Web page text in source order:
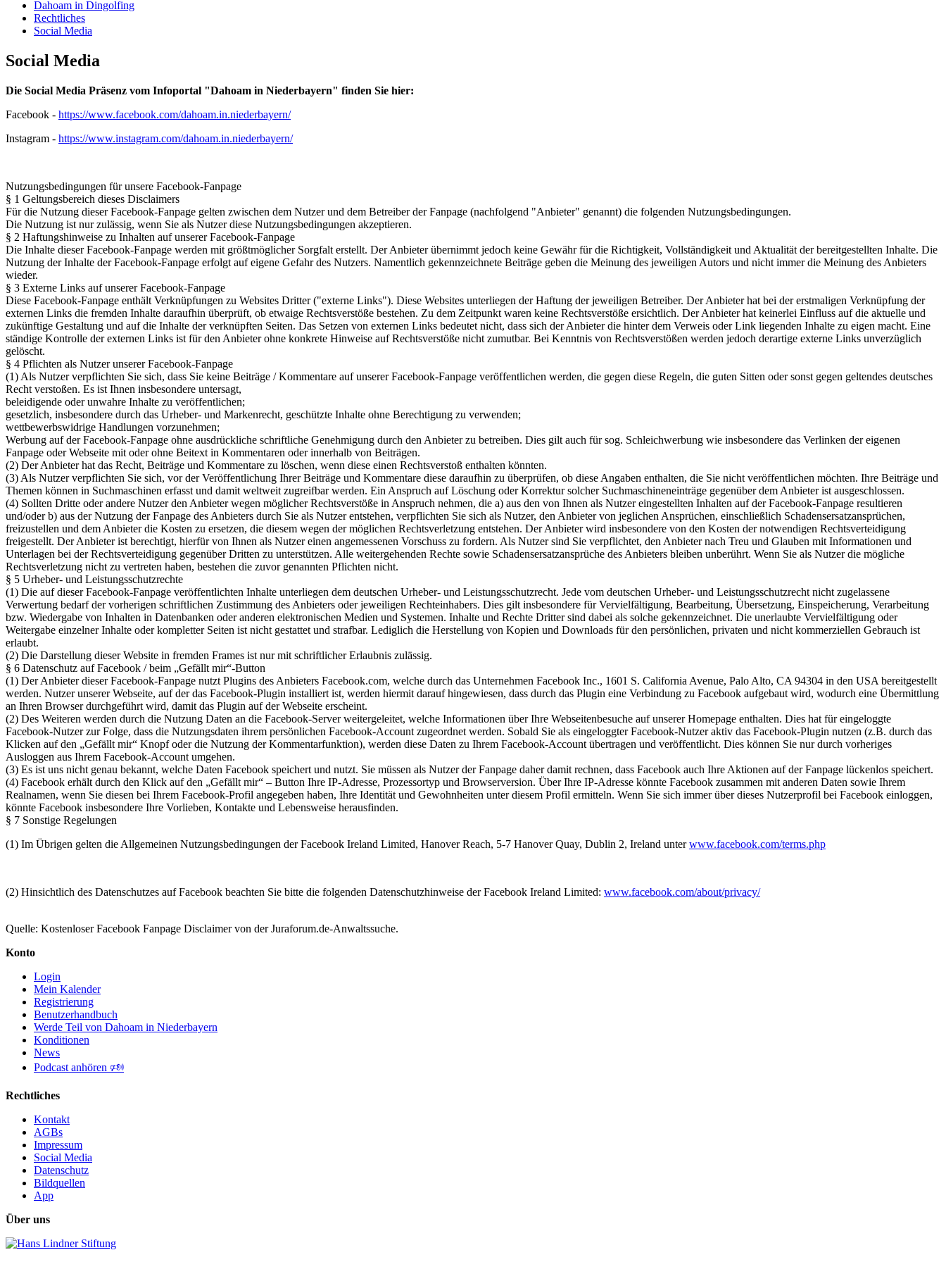
Dahoam in Dingolfing
Rechtliches
Social Media
Social Media
Die Social Media Präsenz vom Infoportal "Dahoam in Niederbayern" finden Sie hier:
Facebook - https://www.facebook.com/dahoam.in.niederbayern/
Instagram - https://www.instagram.com/dahoam.in.niederbayern/
Nutzungsbedingungen für unsere Facebook-Fanpage
§ 1 Geltungsbereich dieses Disclaimers
Für die Nutzung dieser Facebook-Fanpage gelten zwischen dem Nutzer und dem Betreiber der Fanpage (nachfolgend "Anbieter" genannt) die folgenden Nutzungsbedingungen.
Die Nutzung ist nur zulässig, wenn Sie als Nutzer diese Nutzungsbedingungen akzeptieren.
§ 2 Haftungshinweise zu Inhalten auf unserer Facebook-Fanpage
Die Inhalte dieser Facebook-Fanpage werden mit größtmöglicher Sorgfalt erstellt. Der Anbieter übernimmt jedoch keine Gewähr für die Richtigkeit, Vollständigkeit und Aktualität der bereitgestellten Inhalte. Die
Nutzung der Inhalte der Facebook-Fanpage erfolgt auf eigene Gefahr des Nutzers. Namentlich gekennzeichnete Beiträge geben die Meinung des jeweiligen Autors und nicht immer die Meinung des Anbieters
wieder.
§ 3 Externe Links auf unserer Facebook-Fanpage
Diese Facebook-Fanpage enthält Verknüpfungen zu Websites Dritter ("externe Links"). Diese Websites unterliegen der Haftung der jeweiligen Betreiber. Der Anbieter hat bei der erstmaligen Verknüpfung der
externen Links die fremden Inhalte daraufhin überprüft, ob etwaige Rechtsverstöße bestehen. Zu dem Zeitpunkt waren keine Rechtsverstöße ersichtlich. Der Anbieter hat keinerlei Einfluss auf die aktuelle und
zukünftige Gestaltung und auf die Inhalte der verknüpften Seiten. Das Setzen von externen Links bedeutet nicht, dass sich der Anbieter die hinter dem Verweis oder Link liegenden Inhalte zu eigen macht. Eine
ständige Kontrolle der externen Links ist für den Anbieter ohne konkrete Hinweise auf Rechtsverstöße nicht zumutbar. Bei Kenntnis von Rechtsverstößen werden jedoch derartige externe Links unverzüglich
gelöscht.
§ 4 Pflichten als Nutzer unserer Facebook-Fanpage
(1) Als Nutzer verpflichten Sie sich, dass Sie keine Beiträge / Kommentare auf unserer Facebook-Fanpage veröffentlichen werden, die gegen diese Regeln, die guten Sitten oder sonst gegen geltendes deutsches
Recht verstoßen. Es ist Ihnen insbesondere untersagt,
beleidigende oder unwahre Inhalte zu veröffentlichen;
gesetzlich, insbesondere durch das Urheber- und Markenrecht, geschützte Inhalte ohne Berechtigung zu verwenden;
wettbewerbswidrige Handlungen vorzunehmen;
Werbung auf der Facebook-Fanpage ohne ausdrückliche schriftliche Genehmigung durch den Anbieter zu betreiben. Dies gilt auch für sog. Schleichwerbung wie insbesondere das Verlinken der eigenen
Fanpage oder Webseite mit oder ohne Beitext in Kommentaren oder innerhalb von Beiträgen.
(2) Der Anbieter hat das Recht, Beiträge und Kommentare zu löschen, wenn diese einen Rechtsverstoß enthalten könnten.
(3) Als Nutzer verpflichten Sie sich, vor der Veröffentlichung Ihrer Beiträge und Kommentare diese daraufhin zu überprüfen, ob diese Angaben enthalten, die Sie nicht veröffentlichen möchten. Ihre Beiträge und
Themen können in Suchmaschinen erfasst und damit weltweit zugreifbar werden. Ein Anspruch auf Löschung oder Korrektur solcher Suchmaschineneinträge gegenüber dem Anbieter ist ausgeschlossen.
(4) Sollten Dritte oder andere Nutzer den Anbieter wegen möglicher Rechtsverstöße in Anspruch nehmen, die a) aus den von Ihnen als Nutzer eingestellten Inhalten auf der Facebook-Fanpage resultieren
und/oder b) aus der Nutzung der Fanpage des Anbieters durch Sie als Nutzer entstehen, verpflichten Sie sich als Nutzer, den Anbieter von jeglichen Ansprüchen, einschließlich Schadensersatzansprüchen,
freizustellen und dem Anbieter die Kosten zu ersetzen, die diesem wegen der möglichen Rechtsverletzung entstehen. Der Anbieter wird insbesondere von den Kosten der notwendigen Rechtsverteidigung
freigestellt. Der Anbieter ist berechtigt, hierfür von Ihnen als Nutzer einen angemessenen Vorschuss zu fordern. Als Nutzer sind Sie verpflichtet, den Anbieter nach Treu und Glauben mit Informationen und
Unterlagen bei der Rechtsverteidigung gegenüber Dritten zu unterstützen. Alle weitergehenden Rechte sowie Schadensersatzansprüche des Anbieters bleiben unberührt. Wenn Sie als Nutzer die mögliche
Rechtsverletzung nicht zu vertreten haben, bestehen die zuvor genannten Pflichten nicht.
§ 5 Urheber- und Leistungsschutzrechte
(1) Die auf dieser Facebook-Fanpage veröffentlichten Inhalte unterliegen dem deutschen Urheber- und Leistungsschutzrecht. Jede vom deutschen Urheber- und Leistungsschutzrecht nicht zugelassene
Verwertung bedarf der vorherigen schriftlichen Zustimmung des Anbieters oder jeweiligen Rechteinhabers. Dies gilt insbesondere für Vervielfältigung, Bearbeitung, Übersetzung, Einspeicherung, Verarbeitung
bzw. Wiedergabe von Inhalten in Datenbanken oder anderen elektronischen Medien und Systemen. Inhalte und Rechte Dritter sind dabei als solche gekennzeichnet. Die unerlaubte Vervielfältigung oder
Weitergabe einzelner Inhalte oder kompletter Seiten ist nicht gestattet und strafbar. Lediglich die Herstellung von Kopien und Downloads für den persönlichen, privaten und nicht kommerziellen Gebrauch ist
erlaubt.
(2) Die Darstellung dieser Website in fremden Frames ist nur mit schriftlicher Erlaubnis zulässig.
§ 6 Datenschutz auf Facebook / beim „Gefällt mir“-Button
(1) Der Anbieter dieser Facebook-Fanpage nutzt Plugins des Anbieters Facebook.com, welche durch das Unternehmen Facebook Inc., 1601 S. California Avenue, Palo Alto, CA 94304 in den USA bereitgestellt
werden. Nutzer unserer Webseite, auf der das Facebook-Plugin installiert ist, werden hiermit darauf hingewiesen, dass durch das Plugin eine Verbindung zu Facebook aufgebaut wird, wodurch eine Übermittlung
an Ihren Browser durchgeführt wird, damit das Plugin auf der Webseite erscheint.
(2) Des Weiteren werden durch die Nutzung Daten an die Facebook-Server weitergeleitet, welche Informationen über Ihre Webseitenbesuche auf unserer Homepage enthalten. Dies hat für eingeloggte
Facebook-Nutzer zur Folge, dass die Nutzungsdaten ihrem persönlichen Facebook-Account zugeordnet werden. Sobald Sie als eingeloggter Facebook-Nutzer aktiv das Facebook-Plugin nutzen (z.B. durch das
Klicken auf den „Gefällt mir“ Knopf oder die Nutzung der Kommentarfunktion), werden diese Daten zu Ihrem Facebook-Account übertragen und veröffentlicht. Dies können Sie nur durch vorheriges
Ausloggen aus Ihrem Facebook-Account umgehen.
(3) Es ist uns nicht genau bekannt, welche Daten Facebook speichert und nutzt. Sie müssen als Nutzer der Fanpage daher damit rechnen, dass Facebook auch Ihre Aktionen auf der Fanpage lückenlos speichert.
(4) Facebook erhält durch den Klick auf den „Gefällt mir“ – Button Ihre IP-Adresse, Prozessortyp und Browserversion. Über Ihre IP-Adresse könnte Facebook zusammen mit anderen Daten sowie Ihrem
Realnamen, wenn Sie diesen bei Ihrem Facebook-Profil angegeben haben, Ihre Identität und Gewohnheiten unter diesem Profil ermitteln. Wenn Sie sich immer über dieses Nutzerprofil bei Facebook einloggen,
könnte Facebook insbesondere Ihre Vorlieben, Kontakte und Lebensweise herausfinden.
§ 7 Sonstige Regelungen
(1) Im Übrigen gelten die Allgemeinen Nutzungsbedingungen der Facebook Ireland Limited, Hanover Reach, 5-7 Hanover Quay, Dublin 2, Ireland unterwww.facebook.com/terms.php
(2) Hinsichtlich des Datenschutzes auf Facebook beachten Sie bitte die folgenden Datenschutzhinweise der Facebook Ireland Limited: www.facebook.com/about/privacy/
Quelle: Kostenloser Facebook Fanpage Disclaimer von der Juraforum.de-Anwaltssuche.
Konto
Login
Mein Kalender
Registrierung
Benutzerhandbuch
Werde Teil von Dahoam in Niederbayern
Konditionen
News
Podcast anhören 🕬
Rechtliches
Kontakt
AGBs
Impressum
Social Media
Datenschutz
Bildquellen
App
Über uns